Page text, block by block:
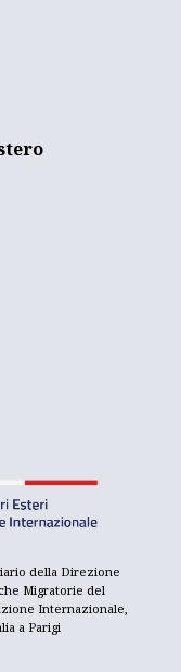
della Direzione
Migratorie del
Internazionale,
a Parigi